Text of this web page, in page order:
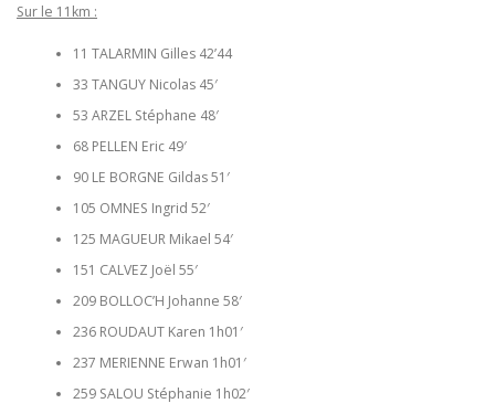
Sur le 11km :
11 TALARMIN Gilles 42’44
33 TANGUY Nicolas 45′
53 ARZEL Stéphane 48′
68 PELLEN Eric 49′
90 LE BORGNE Gildas 51′
105 OMNES Ingrid 52′
125 MAGUEUR Mikael 54′
151 CALVEZ Joël 55′
209 BOLLOC’H Johanne 58′
236 ROUDAUT Karen 1h01′
237 MERIENNE Erwan 1h01′
259 SALOU Stéphanie 1h02′